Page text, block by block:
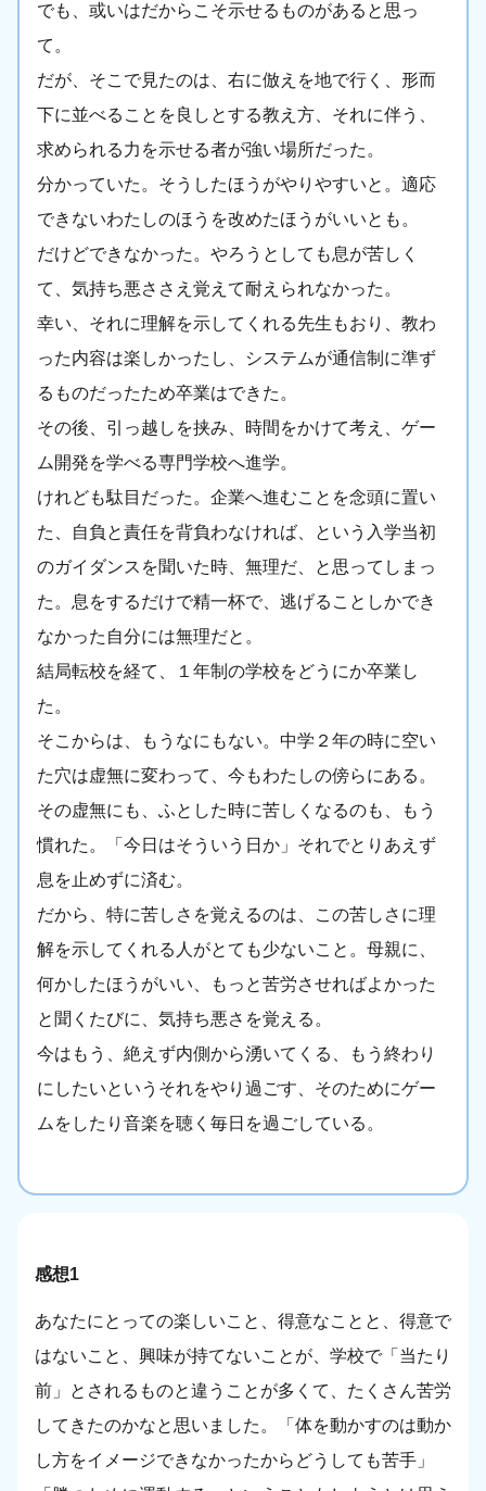
でも、或いはだからこそ示せるものがあると思っ
て。
だが、そこで見たのは、右に倣えを地で行く、形而
下に並べることを良しとする教え方、それに伴う、
求められる力を示せる者が強い場所だった。
分かっていた。そうしたほうがやりやすいと。適応
できないわたしのほうを改めたほうがいいとも。
だけどできなかった。やろうとしても息が苦しく
て、気持ち悪ささえ覚えて耐えられなかった。
幸い、それに理解を示してくれる先生もおり、教わ
った内容は楽しかったし、システムが通信制に準ず
るものだったため卒業はできた。
その後、引っ越しを挟み、時間をかけて考え、ゲー
ム開発を学べる専門学校へ進学。
けれども駄目だった。企業へ進むことを念頭に置い
た、自負と責任を背負わなければ、という入学当初
のガイダンスを聞いた時、無理だ、と思ってしまっ
た。息をするだけで精一杯で、逃げることしかでき
なかった自分には無理だと。
結局転校を経て、１年制の学校をどうにか卒業し
た。
そこからは、もうなにもない。中学２年の時に空い
た穴は虚無に変わって、今もわたしの傍らにある。
その虚無にも、ふとした時に苦しくなるのも、もう
慣れた。「今日はそういう日か」それでとりあえず
息を止めずに済む。
だから、特に苦しさを覚えるのは、この苦しさに理
解を示してくれる人がとても少ないこと。母親に、
何かしたほうがいい、もっと苦労させればよかった
と聞くたびに、気持ち悪さを覚える。
今はもう、絶えず内側から湧いてくる、もう終わり
にしたいというそれをやり過ごす、そのためにゲー
ムをしたり音楽を聴く毎日を過ごしている。
感想1
あなたにとっての楽しいこと、得意なことと、得意で
はないこと、興味が持てないことが、学校で「当たり
前」とされるものと違うことが多くて、たくさん苦労
してきたのかなと思いました。「体を動かすのは動か
し方をイメージできなかったからどうしても苦手」